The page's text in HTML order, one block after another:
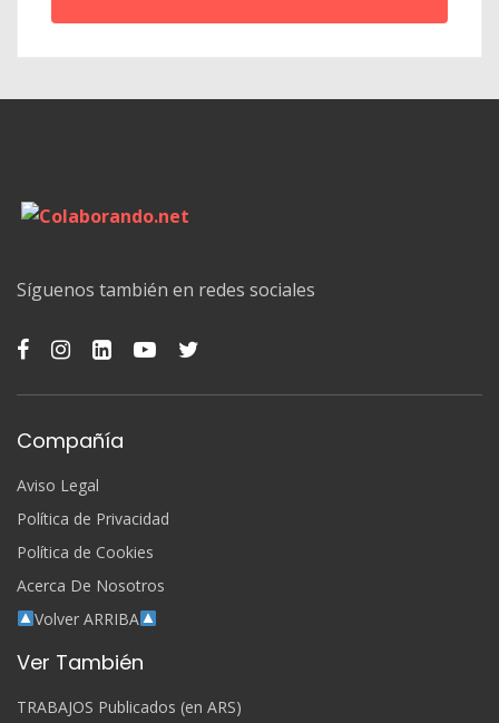
Síguenos también en redes sociales
Compañía
Aviso Legal
Política de Privacidad
Política de Cookies
Acerca De Nosotros
Volver ARRIBA
Ver También
TRABAJOS Publicados (en ARS)